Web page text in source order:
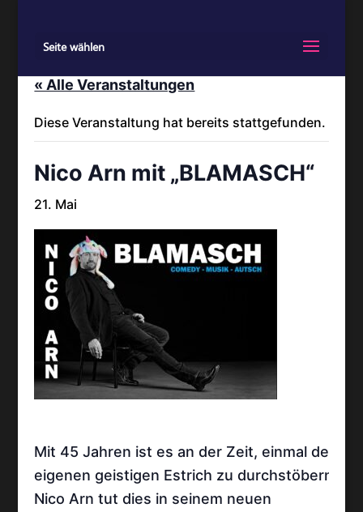
Seite wählen
« Alle Veranstaltungen
Diese Veranstaltung hat bereits stattgefunden.
Nico Arn mit „BLAMASCH“
21. Mai
Mit 45 Jahren ist es an der Zeit, einmal den
eigenen geistigen Estrich zu durchstöbern.
Nico Arn tut dies in seinem neuen